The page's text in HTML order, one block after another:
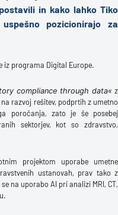
in kako lahko Tiko
pozicionirajo za
iz programa Digital Europe.
compliance through data« z
razvoj rešitev, podprtih z umetno
poročanja, zato je še posebej
sektorjev, kot so zdravstvo,
projektom uporabe umetne
ustanovah, prav tako z
na uporabo AI pri analizi MRI, CT,